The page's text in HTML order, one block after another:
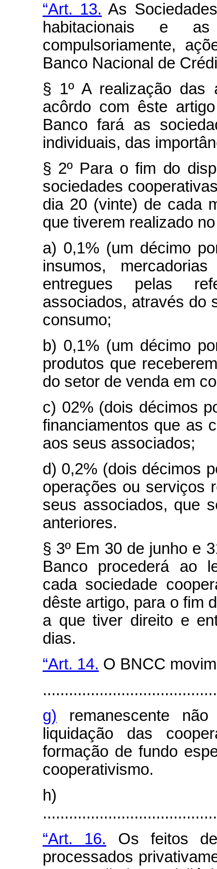
“Art. 13. As
habitacionais e as
compulsoriamente,
Banco Nacional de
§ 1º A realização das
acôrdo com êste
Banco fará as
individuais, das
§ 2º Para o fim do
sociedades
dia 20 (vinte) de cada
que tiverem realizado
a) 0,1% (um décimo
insumos,
entregues pelas
associados, através do
consumo;
b) 0,1% (um décimo
produtos que
do setor de venda em
c) 02% (dois décimos
financiamentos que as
aos seus associados;
d) 0,2% (dois décimos
operações ou serviços
seus associados, que
anteriores.
§ 3º Em 30 de junho e
Banco procederá ao
cada sociedade
dêste artigo, para o fim
a que tiver direito e
dias.
“Art. 14. O BNCC
g) remanescente não
liquidação das
formação de fundo
cooperativismo.
h)
“Art. 16. Os feitos
processados